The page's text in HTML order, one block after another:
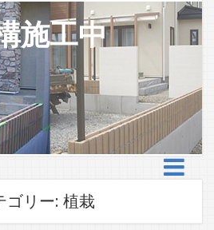
施工中
ゴリー: 植栽